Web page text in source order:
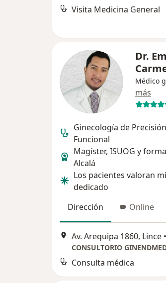
Visita Medicina General
Dr.
Médico
más
Ginecología de
Funcional
Magíster, ISUOG y
Alcalá
Los pacientes valoran
dedicado
Dirección
Online
Av. Arequipa 1860, Lince •
Consulta médica